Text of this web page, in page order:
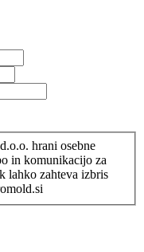
hrani osebne
in komunikacijo za
lahko zahteva izbris